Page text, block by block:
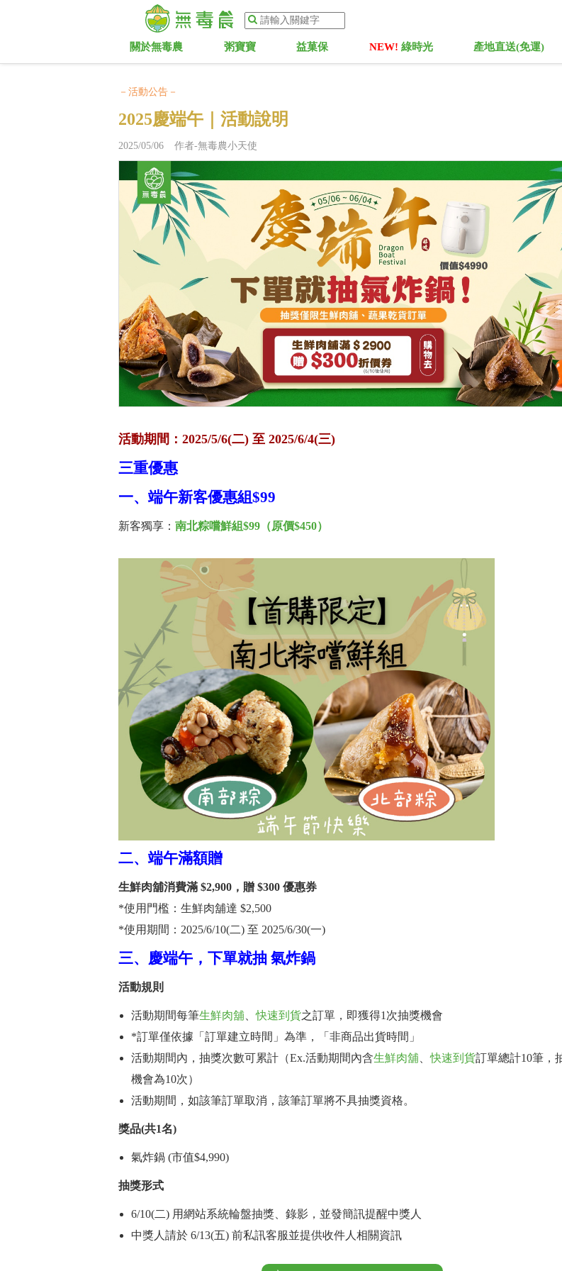
關於無毒農 粥寶寶 益菓保 NEW! 綠時光 產地直送(免運)
－活動公告－
2025慶端午｜活動說明
2025/05/06 作者-無毒農小天使
活動期間：2025/5/6(二) 至 2025/6/4(三)
三重優惠
一、端午新客優惠組$99
新客獨享： 南北粽嚐鮮組$99（原價$450）
二、端午滿額贈
生鮮肉舖消費滿 $2,900，贈 $300 優惠券
*使用門檻：生鮮肉舖達 $2,500
*使用期間：2025/6/10(二) 至 2025/6/30(一)
三、慶端午，下單就抽 氣炸鍋
活動規則
活動期間每筆生鮮肉舖 、快速到貨之訂單，即獲得1次抽獎機會
*訂單僅依據「訂單建立時間」為準，「非商品出貨時間」
活動期間內，抽獎次數可累計（Ex.活動期間內含生鮮肉舖 、快速到貨訂單總計10筆，
機會為10次）
活動期間，如該筆訂單取消，該筆訂單將不具抽獎資格。
獎品(共1名)
氣炸鍋 (市值$4,990)
抽獎形式
6/10(二) 用網站系統輪盤抽獎、錄影，並發簡訊提醒中獎人
中獎人請於 6/13(五) 前私訊客服並提供收件人相關資訊